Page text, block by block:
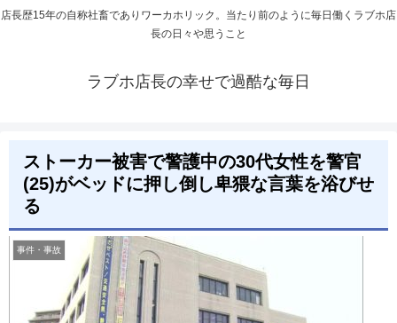
店長歴15年の自称社畜でありワーカホリック。当たり前のように毎日働くラブホ店
長の日々や思うこと
ラブホ店長の幸せで過酷な毎日
ストーカー被害で警護中の30代女性を警官
(25)がベッドに押し倒し卑猥な言葉を浴びせ
る
事件・事故